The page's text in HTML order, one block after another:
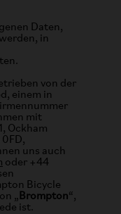
Daten,
in
von der
einem in
mit
Ockham
uns auch
oder +44
Bicycle
„ Brompton“,
ist.